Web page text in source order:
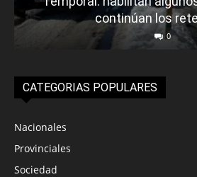
continúan los
0
CATEGORIAS POPULARES
Nacionales
Provinciales
Sociedad